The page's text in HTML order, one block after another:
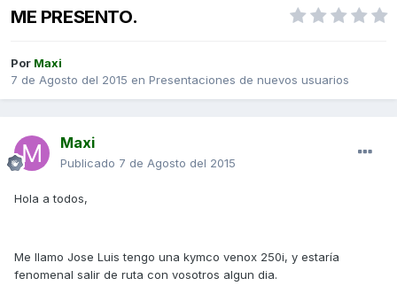
ME PRESENTO.
Por Maxi
7 de Agosto del 2015 en Presentaciones de nuevos usuarios
Maxi
Publicado 7 de Agosto del 2015
Hola a todos,
Me llamo Jose Luis tengo una kymco venox 250i, y estaría
fenomenal salir de ruta con vosotros algun dia.